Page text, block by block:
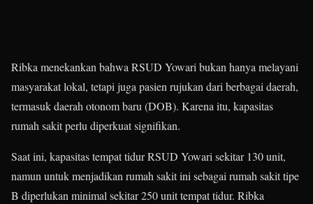
Ribka menekankan bahwa RSUD Yowari bukan hanya melayani
masyarakat lokal, tetapi juga pasien rujukan dari berbagai daerah,
termasuk daerah otonom baru (DOB). Karena itu, kapasitas
rumah sakit perlu diperkuat signifikan.
Saat ini, kapasitas tempat tidur RSUD Yowari sekitar 130 unit,
namun untuk menjadikan rumah sakit ini sebagai rumah sakit tipe
B diperlukan minimal sekitar 250 unit tempat tidur. Ribka